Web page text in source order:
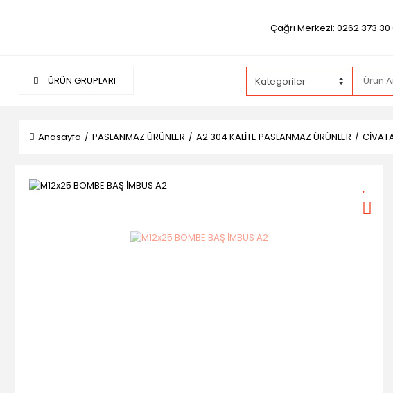
Çağrı Merkezi: 0262 373 30
ÜRÜN GRUPLARI
Anasayfa PASLANMAZ ÜRÜNLER A2 304 KALİTE PASLANMAZ ÜRÜNLER